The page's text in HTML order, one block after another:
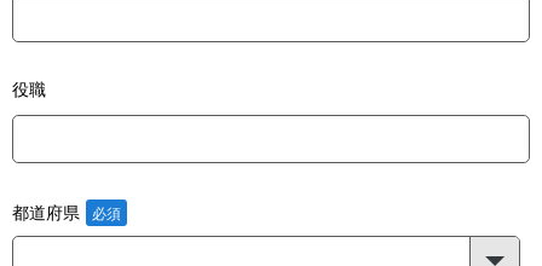
役職
都道府県